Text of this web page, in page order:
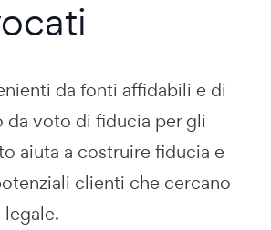
da fonti affidabili e di
da voto di fiducia per gli
aiuta a costruire fiducia e
clienti che cercano
legale.